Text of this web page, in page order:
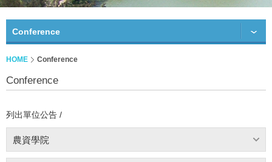
Conference
HOME Conference
Conference
列出單位公告 /
農資學院